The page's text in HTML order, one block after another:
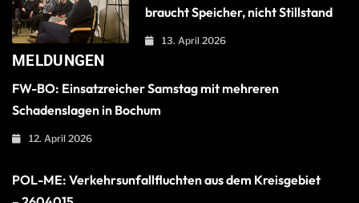
braucht Speicher, nicht Stillstand
13. April 2026
MELDUNGEN
FW-BO: Einsatzreicher Samstag mit mehreren
Schadenslagen in Bochum
12. April 2026
POL-ME: Verkehrsunfallfluchten aus dem Kreisgebiet